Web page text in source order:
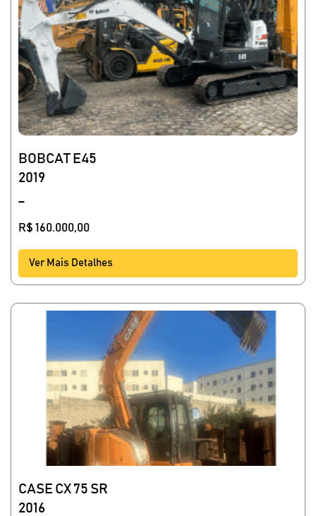
BOBCAT E45
2019
R$ 160.000,00
Ver Mais Detalhes
CASE CX 75 SR
2016